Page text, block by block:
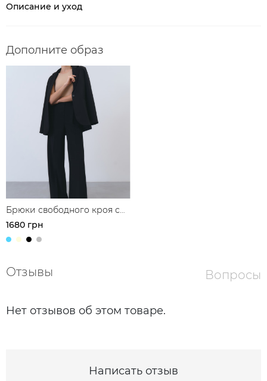
Описание и уход
Дополните образ
Брюки свободного кроя с
защипами
1680 грн
Отзывы Вопросы
Нет отзывов об этом товаре.
Написать отзыв